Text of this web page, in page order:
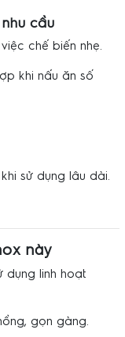
cầu
chế biến nhẹ.
khi nấu ăn số
sử dụng lâu dài.
này
dụng linh hoạt
gọn gàng.